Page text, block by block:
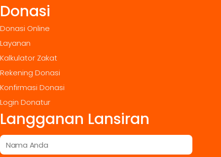
Donasi
Donasi Online
Layanan
Kalkulator Zakat
Rekening Donasi
Konfirmasi Donasi
Login Donatur
Langganan Lansiran